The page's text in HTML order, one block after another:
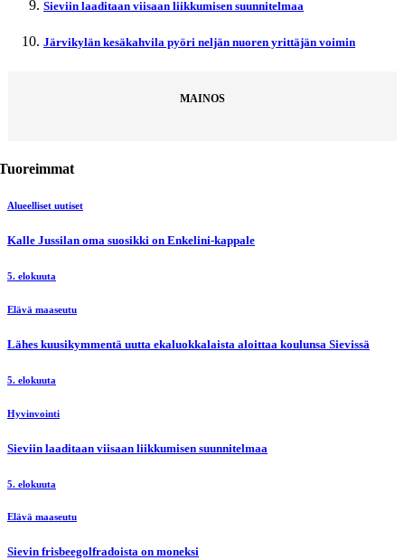
Sieviin laaditaan viisaan liikkumisen suunnitelmaa
Järvikylän kesäkahvila pyöri neljän nuoren yrittäjän voimin
MAINOS
Alueelliset uutiset
Kalle Jussilan oma suosikki on Enkelini-kappale
5. elokuuta
Elävä maaseutu
Lähes kuusikymmentä uutta ekaluokkalaista aloittaa koulunsa Sievissä
5. elokuuta
Hyvinvointi
Sieviin laaditaan viisaan liikkumisen suunnitelmaa
5. elokuuta
Elävä maaseutu
Sievin frisbeegolfradoista on moneksi